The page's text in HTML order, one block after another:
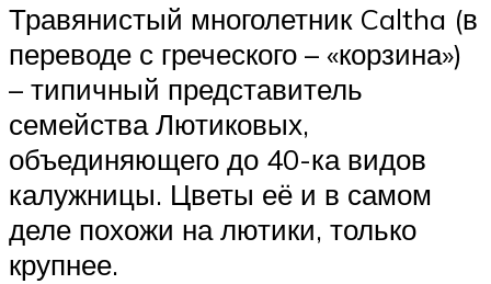
Травянистый многолетник Caltha (в
переводе с греческого – «корзина»)
– типичный представитель
семейства Лютиковых,
объединяющего до 40-ка видов
калужницы. Цветы её и в самом
деле похожи на лютики, только
крупнее.